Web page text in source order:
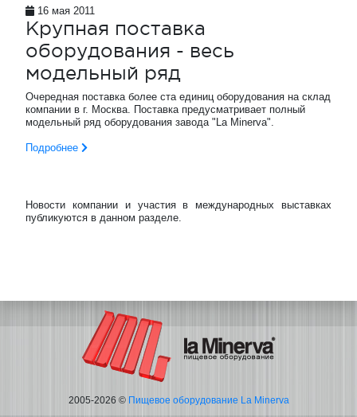
16 мая 2011
Крупная поставка
оборудования - весь
модельный ряд
Очередная поставка более ста единиц оборудования на склад
компании в г. Москва. Поставка предусматривает полный
модельный ряд оборудования завода "La Minerva".
Подробнее
Новости компании и участия в международных выставках
публикуются в данном разделе.
2005-2026 © Пищевое оборудование La Minerva